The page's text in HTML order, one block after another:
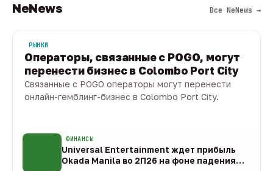
NeNews Все NeNews →
РЫНКИ
Операторы, связанные с POGO, могут
перенести бизнес в Colombo Port City
Связанные с POGO операторы могут перенести
онлайн-гемблинг-бизнес в Colombo Port City.
ФИНАНСЫ
Universal Entertainment ждет прибыль
Okada Manila во 2П26 на фоне падения